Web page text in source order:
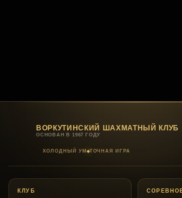
ВОРКУТИНСКИЙ ШАХМАТНЫЙ КЛУБ
ОСНОВАН В 1967 ГОДУ
ХОЛОДНЫЙ УМ ТОЧНАЯ ИГРА
КЛУБ